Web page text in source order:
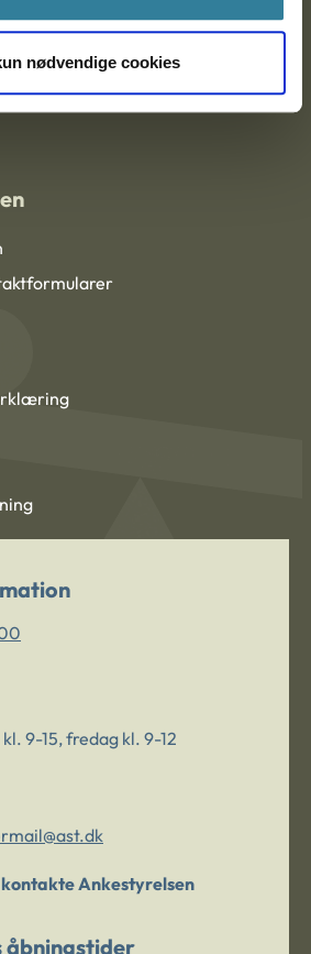
nødvendige cookies
21
9-15, fredag kl. 9-12
kontakte Ankestyrelsen
åbningstider